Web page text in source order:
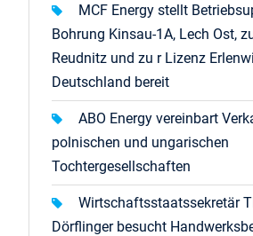
MCF Energy stellt
Bohrung Kinsau-1A, Lech Ost,
Reudnitz und zu r Lizenz
Deutschland bereit
ABO Energy vereinbart
polnischen und ungarischen
Tochtergesellschaften
Wirtschaftsstaatssekretär
Dörflinger besucht